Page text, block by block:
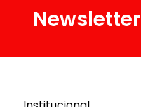
Newsletter